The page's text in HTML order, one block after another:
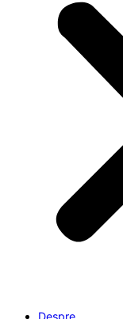
Despre